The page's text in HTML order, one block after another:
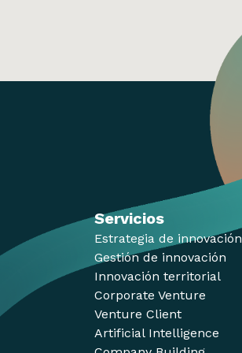
Servicios
Estrategia de innovación
Gestión de innovación
Innovación territorial
Corporate Venture
Venture Client
Artificial Intelligence